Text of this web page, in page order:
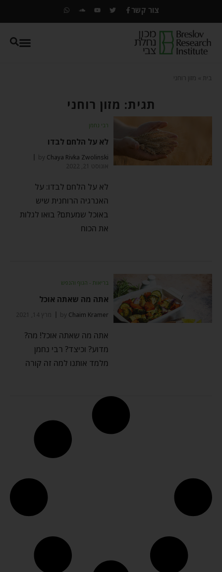
צור קשר
בית מזון רוחני
תגית: מזון רוחני
רבי נחמן
לא על הלחם לבדו
by Chaya Rivka Zwolinski
אוגוסט 21, 2022
לא על הלחם לבדו: על
האנרגיה הרוחנית שיש
באוכל שמעתם? בואו לגלות
את הכוח
בריאות - הגוף והנפש
אתה מה שאתה אוכל
by Chaim Kramer מרץ 14, 2021
אתה מה שאתה אוכל! מה?
מדוע? וכיצד? רבי נחמן
מלמד אותנו למה זה קורה